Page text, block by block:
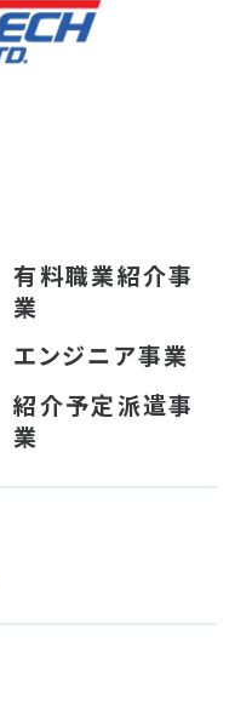
有料職業紹介事
業
エンジニア事業
紹介予定派遣事
業